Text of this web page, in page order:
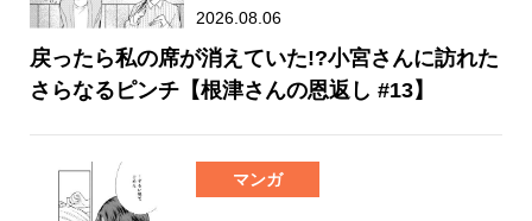
2026.08.06
戻ったら私の席が消えていた!?小宮さんに訪れた
さらなるピンチ【根津さんの恩返し #13】
マンガ